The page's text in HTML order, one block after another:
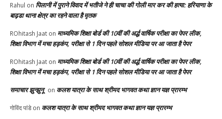
Rahul on पिलानी में पुराने विवाद में भतीजे ने ही चाचा की गोली मार कर की हत्या: हरियाणा के
बाढ़डा थाना क्षेत्र का रहने वाला है मृतक
ROhitash Jaat on माध्यमिक शिक्षा बोर्ड की 10वीं की अर्द्ध वार्षिक परीक्षा का पेपर लीक,
शिक्षा विभाग में मचा हड़कंप, परीक्षा से 1 दिन पहले सोशल मीडिया पर आ जाता है पेपर
ROhitash Jaat on माध्यमिक शिक्षा बोर्ड की 10वीं की अर्द्ध वार्षिक परीक्षा का पेपर लीक,
शिक्षा विभाग में मचा हड़कंप, परीक्षा से 1 दिन पहले सोशल मीडिया पर आ जाता है पेपर
समाचार झुन्झुनू on कलश यात्रा के साथ श्रीमद भागवत कथा ज्ञान यज्ञ प्रारम्भ
गोविंद पांडेon कलश यात्रा के साथ श्रीमद भागवत कथा ज्ञान यज्ञ प्रारम्भ